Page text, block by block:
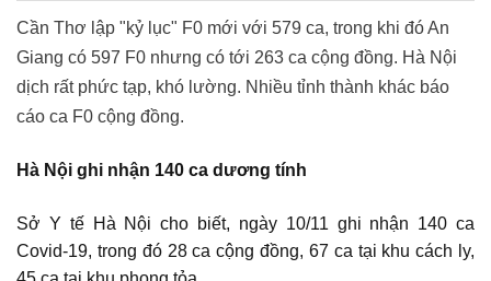
Cần Thơ lập "kỷ lục" F0 mới với 579 ca, trong khi đó An
Giang có 597 F0 nhưng có tới 263 ca cộng đồng. Hà Nội
dịch rất phức tạp, khó lường. Nhiều tỉnh thành khác báo
cáo ca F0 cộng đồng.
Hà Nội ghi nhận 140 ca dương tính
Sở Y tế Hà Nội cho biết, ngày 10/11 ghi nhận 140 ca
Covid-19, trong đó 28 ca cộng đồng, 67 ca tại khu cách ly,